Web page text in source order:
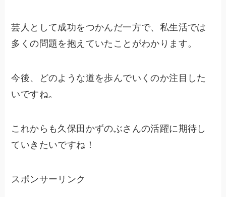
芸人として成功をつかんだ一方で、私生活では
多くの問題を抱えていたことがわかります。
今後、どのような道を歩んでいくのか注目した
いですね。
これからも久保田かずのぶさんの活躍に期待し
ていきたいですね！
スポンサーリンク